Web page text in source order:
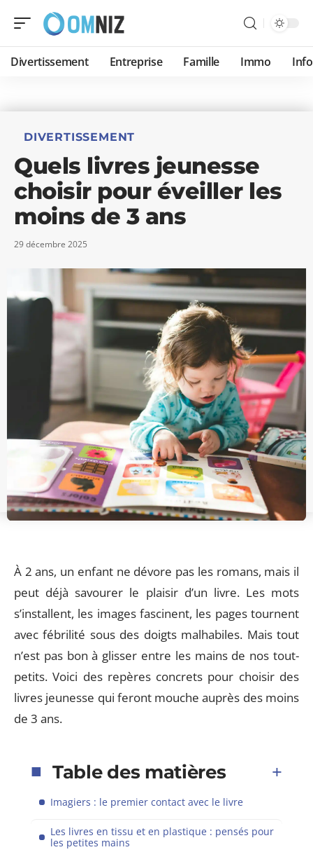
Divertissement Entreprise Famille Immo
DIVERTISSEMENT
Quels livres jeunesse
choisir pour éveiller les
moins de 3 ans
29 décembre 2025
À 2 ans, un enfant ne dévore pas les romans, mais il
peut déjà savourer le plaisir d’un livre. Les mots
s’installent, les images fascinent, les pages tournent
avec fébrilité sous des doigts malhabiles. Mais tout
n’est pas bon à glisser entre les mains de nos tout-
petits. Voici des repères concrets pour choisir des
livres jeunesse qui feront mouche auprès des moins
de 3 ans.
Table des matières
Imagiers : le premier contact avec le livre
Les livres en tissu et en plastique : pensés pour
les petites mains